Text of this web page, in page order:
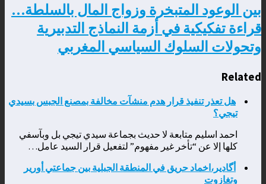
بين الوعود المتبخرة وزواج المال بالسلطة…
قراءة تفكيكية في أزمة النماذج التدبيرية
وتحولات السلوك السياسي المغربي
Related
هل تعذر تنفيذ قرار هدم منشآت مخالفة بمصنع الجبس بسيدي
تيجي؟
احمد اسليم متابعة لا حديث بجماعة سيدي تيجي بل وبآسفي
كلها إلا عن “تأخر غير مفهوم” لتفعيل قرار السيد عامل…
أگادير،اخماد حريق في المنطقة الجبلية بين جماعتي أورير
وتغازوت